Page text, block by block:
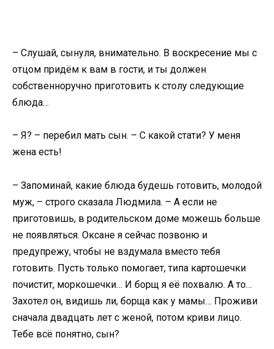
– Слушай, сынуля, внимательно. В воскресение мы с
отцом придём к вам в гости, и ты должен
собственноручно приготовить к столу следующие
блюда…
– Я? – перебил мать сын. – С какой стати? У меня
жена есть!
– Запоминай, какие блюда будешь готовить, молодой
муж, – строго сказала Людмила. – А если не
приготовишь, в родительском доме можешь больше
не появляться. Оксане я сейчас позвоню и
предупрежу, чтобы не вздумала вместо тебя
готовить. Пусть только помогает, типа картошечки
почистит, моркошечки… И борщ я её похвалю. А то…
Захотел он, видишь ли, борща как у мамы… Проживи
сначала двадцать лет с женой, потом криви лицо.
Тебе всё понятно, сын?